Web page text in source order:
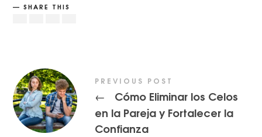
SHARE THIS
PREVIOUS POST
←
Cómo Eliminar los Celos
en la Pareja y Fortalecer la
Confianza